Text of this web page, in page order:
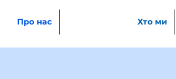
Про нас Хто ми